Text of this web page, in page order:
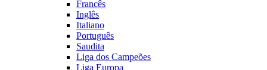
Francês
Inglês
Italiano
Português
Saudita
Liga dos Campeões
Liga Europa